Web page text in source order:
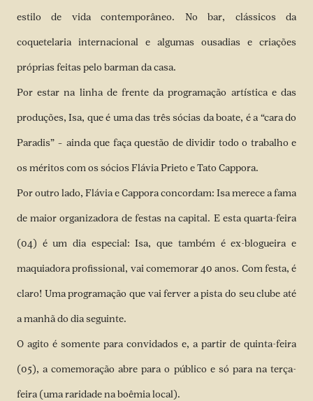
estilo de vida contemporâneo. No bar, clássicos da
coquetelaria internacional e algumas ousadias e criações
próprias feitas pelo barman da casa.
Por estar na linha de frente da programação artística e das
produções, Isa, que é uma das três sócias da boate, é a “cara do
Paradis” – ainda que faça questão de dividir todo o trabalho e
os méritos com os sócios Flávia Prieto e Tato Cappora.
Por outro lado, Flávia e Cappora concordam: Isa merece a fama
de maior organizadora de festas na capital. E esta quarta-feira
(04) é um dia especial: Isa, que também é ex-blogueira e
maquiadora profissional, vai comemorar 40 anos. Com festa, é
claro! Uma programação que vai ferver a pista do seu clube até
a manhã do dia seguinte.
O agito é somente para convidados e, a partir de quinta-feira
(05), a comemoração abre para o público e só para na terça-
feira (uma raridade na boêmia local).